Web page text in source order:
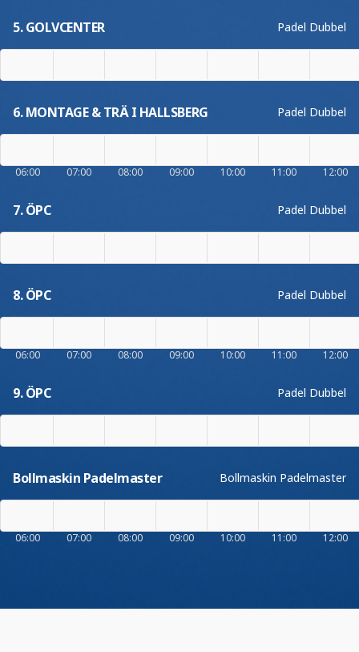
5. GOLVCENTER Padel Dubbel
6. MONTAGE & TRÄ I HALLSBERG Padel Dubbel
06:00 07:00 08:00 09:00 10:00 11:00 12:00
7. ÖPC Padel Dubbel
8. ÖPC Padel Dubbel
06:00 07:00 08:00 09:00 10:00 11:00 12:00
9. ÖPC Padel Dubbel
Bollmaskin Padelmaster Bollmaskin Padelmaster
06:00 07:00 08:00 09:00 10:00 11:00 12:00